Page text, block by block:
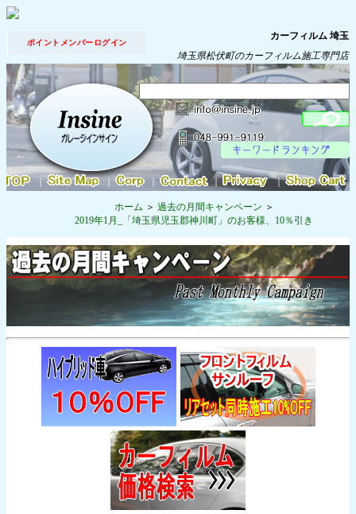
ポイントメンバーログイン
カーフィルム 埼玉
埼玉県松伏町のカーフィルム施工専門店
｜ ｜ ｜
ホーム
過去の月間キャンペーン
2019年1月_「埼玉県児玉郡神川町」のお客様、10％引き